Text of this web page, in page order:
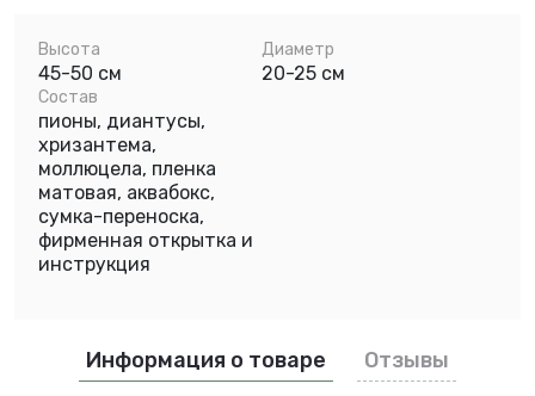
Высота
45-50 см
Диаметр
20-25 см
Состав
пионы, диантусы,
хризантема,
моллюцела, пленка
матовая, аквабокс,
сумка-переноска,
фирменная открытка и
инструкция
Информация о товаре Отзывы